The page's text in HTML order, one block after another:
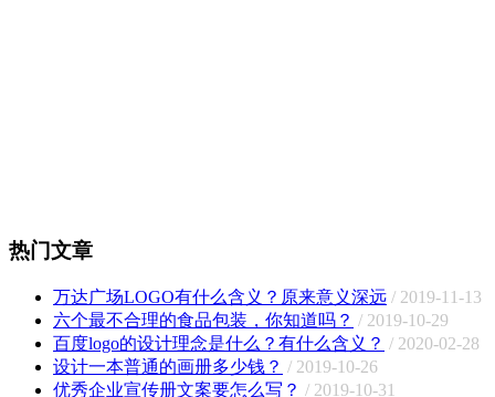
热门文章
万达广场LOGO有什么含义？原来意义深远 / 2019-11-13
六个最不合理的食品包装，你知道吗？ / 2019-10-29
百度logo的设计理念是什么？有什么含义？ / 2020-02-28
设计一本普通的画册多少钱？ / 2019-10-26
优秀企业宣传册文案要怎么写？ / 2019-10-31